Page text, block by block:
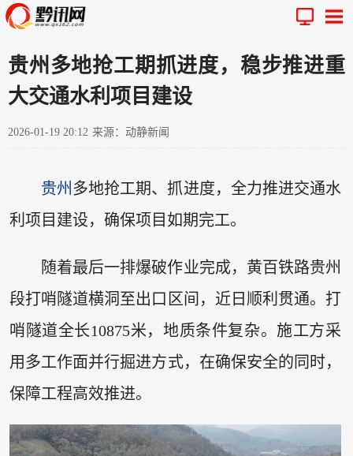
贵州多地抢工期抓进度，稳步推进重
大交通水利项目建设
2026-01-19 20:12 来源：动静新闻
贵州 多地抢工期、抓进度，全力推进交通水
利项目建设，确保项目如期完工。
随着最后一排爆破作业完成，黄百铁路贵州
段打哨隧道横洞至出口区间，近日顺利贯通。打
哨隧道全长10875米，地质条件复杂。施工方采
用多工作面并行掘进方式，在确保安全的同时，
保障工程高效推进。